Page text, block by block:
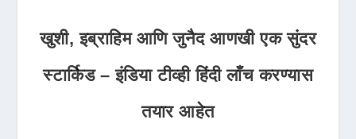
खुशी, इब्राहिम आणि जुनैद आणखी एक सुंदर
स्टार्किड – इंडिया टीव्ही हिंदी लाँच करण्यास
तयार आहेत